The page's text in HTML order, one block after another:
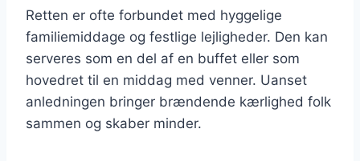
Retten er ofte forbundet med hyggelige
familiemiddage og festlige lejligheder. Den kan
serveres som en del af en buffet eller som
hovedret til en middag med venner. Uanset
anledningen bringer brændende kærlighed folk
sammen og skaber minder.